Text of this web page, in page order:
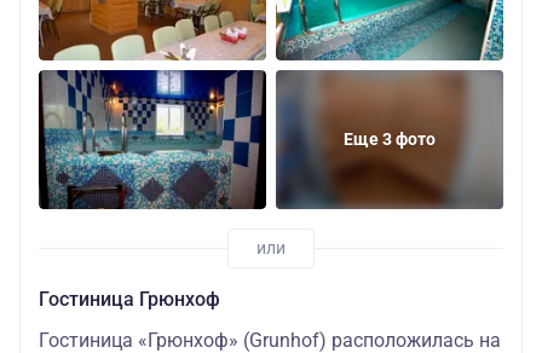
Еще 3 фото
Гостиница Грюнхоф
Гостиница «Грюнхоф» (Grunhof) расположилась на